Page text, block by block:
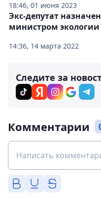
18:46, 01 июня 2023
14:36, 14 марта 2022
Экс-депутат
министром экологии
Следите за
Комментарии